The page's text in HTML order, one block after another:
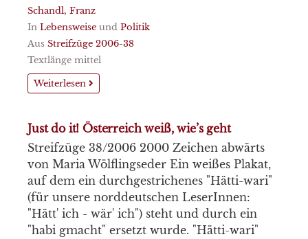
Schandl, Franz
In Lebensweise und Politik
Aus Streifzüge 2006-38
Textlänge mittel
Weiterlesen
Just do it! Österreich weiß, wie’s geht
Streifzüge 38/2006 2000 Zeichen abwärts
von Maria Wölflingseder Ein weißes Plakat,
auf dem ein durchgestrichenes "Hätti-wari"
(für unsere norddeutschen LeserInnen:
"Hätt' ich - wär' ich") steht und durch ein
"habi gmacht" ersetzt wurde. "Hätti-wari"